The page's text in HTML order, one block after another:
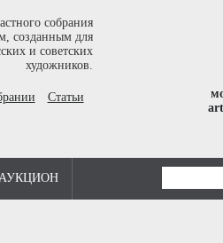
собрания
созданным для
и советских
художников.
Статьи